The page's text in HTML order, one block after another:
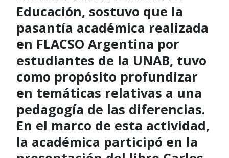
Educación, sostuvo que la
pasantía académica realizada
en FLACSO Argentina por
estudiantes de la UNAB, tuvo
como propósito profundizar
en temáticas relativas a una
pedagogía de las diferencias.
En el marco de esta actividad,
la académica participó en la